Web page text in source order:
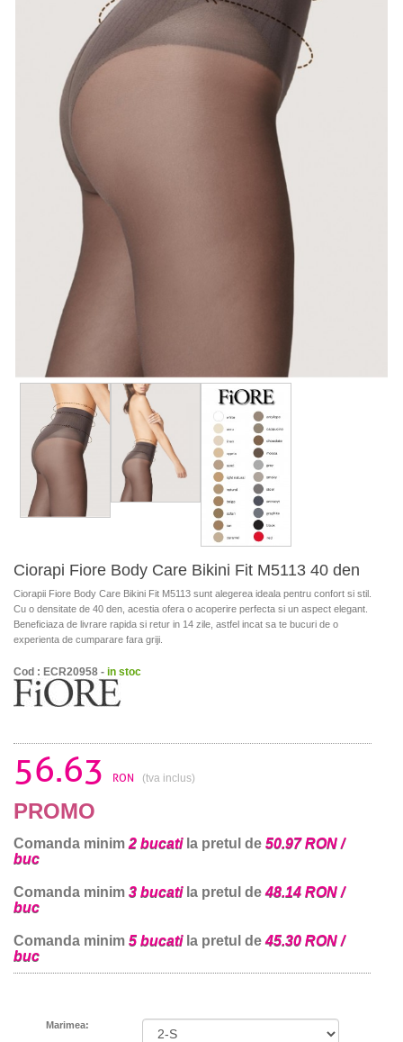
Ciorapi Fiore Body Care Bikini Fit M5113 40 den
Ciorapii Fiore Body Care Bikini Fit M5113 sunt alegerea ideala pentru confort si stil.
Cu o densitate de 40 den, acestia ofera o acoperire perfecta si un aspect elegant.
Beneficiaza de livrare rapida si retur in 14 zile, astfel incat sa te bucuri de o
experienta de cumparare fara griji.
Cod : ECR20958 - in stoc
56.63 RON (tva inclus)
PROMO
Comanda minim 2 bucatila pretul de 50.97 RON /
buc
Comanda minim 3 bucatila pretul de48.14 RON /
buc
Comanda minim 5 bucatila pretul de45.30 RON /
buc
Marimea: